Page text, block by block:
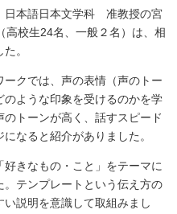
本語日本文学科 准教授の宮
高校生24名、一般２名）は、相
。
クでは、声の表情（声のトー
ような印象を受けるのかを学
トーンが高く、話すスピード
なると紹介がありました。
きなもの・こと」をテーマに
テンプレートという伝え方の
い説明を意識して取組みまし